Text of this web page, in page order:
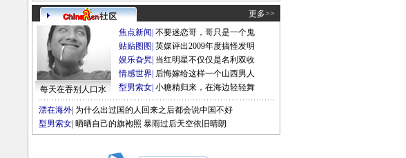
更多>>
每天在吞别人口水
焦点新闻 不要迷恋哥，哥只是一个鬼
贴贴图图 英媒评出2009年度搞怪发明
娱乐旮旯 当红明星不仅仅是名利双收
情感世界 后悔嫁给这样一个山西男人
型男索女 小糖精归来，在海边轻轻舞
漂在海外 为什么出过国的人回来之后都会说中国不好
型男索女 晒晒自己的旗袍照 暴雨过后天空依旧晴朗